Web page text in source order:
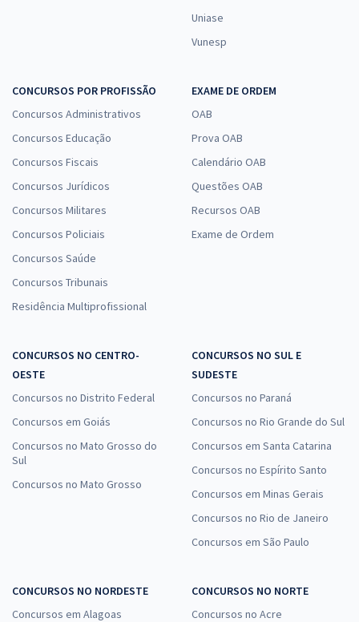
Uniase
Vunesp
CONCURSOS POR PROFISSÃO
Concursos Administrativos
Concursos Educação
Concursos Fiscais
Concursos Jurídicos
Concursos Militares
Concursos Policiais
Concursos Saúde
Concursos Tribunais
Residência Multiprofissional
EXAME DE ORDEM
OAB
Prova OAB
Calendário OAB
Questões OAB
Recursos OAB
Exame de Ordem
CONCURSOS NO CENTRO-
OESTE
Concursos no Distrito Federal
Concursos em Goiás
Concursos no Mato Grosso do
Sul
Concursos no Mato Grosso
CONCURSOS NO SUL E
SUDESTE
Concursos no Paraná
Concursos no Rio Grande do Sul
Concursos em Santa Catarina
Concursos no Espírito Santo
Concursos em Minas Gerais
Concursos no Rio de Janeiro
Concursos em São Paulo
CONCURSOS NO NORDESTE
Concursos em Alagoas
CONCURSOS NO NORTE
Concursos no Acre